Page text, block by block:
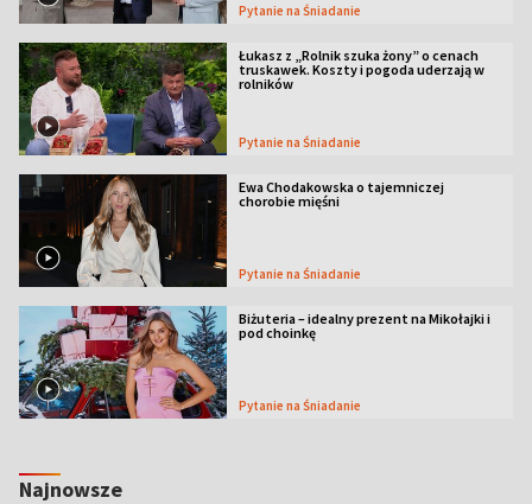
Pytanie na Śniadanie
Łukasz z „Rolnik szuka żony” o cenach
truskawek. Koszty i pogoda uderzają w
rolników
Pytanie na Śniadanie
Ewa Chodakowska o tajemniczej
chorobie mięśni
Pytanie na Śniadanie
Biżuteria – idealny prezent na Mikołajki i
pod choinkę
Pytanie na Śniadanie
Najnowsze